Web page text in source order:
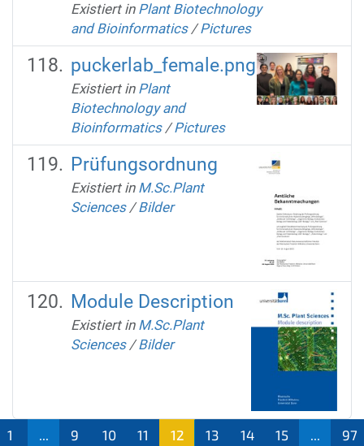
Existiert in Plant Biotechnology
and Bioinformatics /Pictures
puckerlab_female.png
Existiert in Plant
Biotechnology and
Bioinformatics /Pictures
Prüfungsordnung
Existiert in M.Sc.Plant
Sciences /Bilder
Module Description
Existiert in M.Sc.Plant
Sciences /Bilder
1 ... 9 10 11 12 13 14 15 ... 97